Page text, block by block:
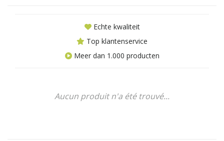
Echte kwaliteit
Top klantenservice
Meer dan 1.000 producten
Aucun produit n'a été trouvé...